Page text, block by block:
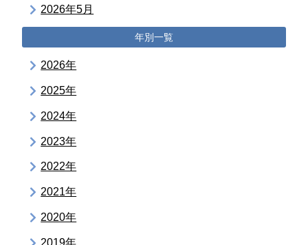
2026年5月
年別一覧
2026年
2025年
2024年
2023年
2022年
2021年
2020年
2019年